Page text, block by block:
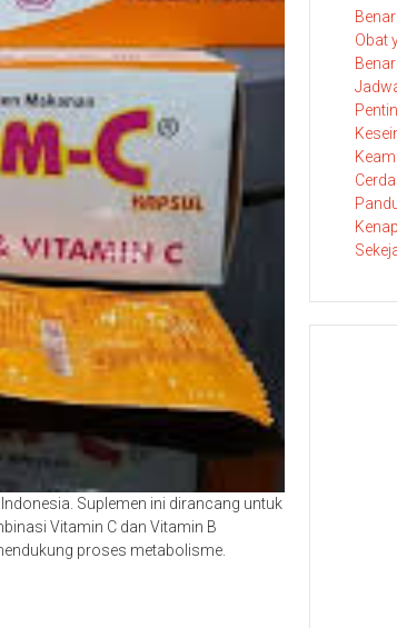
Suplemen ini dirancang untuk
Vitamin C dan Vitamin B
proses metabolisme.
Obat